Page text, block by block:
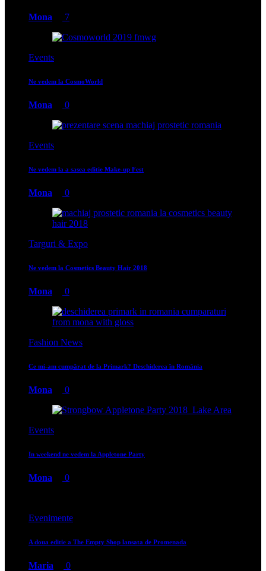
Mona 7
Events
Ne vedem la CosmoWorld
Mona 0
Events
Ne vedem la a sasea editie Make-up Fest
Mona 0
Targuri & Expo
Ne vedem la Cosmetics Beauty Hair 2018
Mona 0
Fashion News
Ce mi-am cumpărat de la Primark? Deschiderea în România
Mona 0
Events
In weekend ne vedem la Appletone Party
Mona 0
Evenimente
A doua editie a The Empty Shop lansata de Promenada
Maria 0